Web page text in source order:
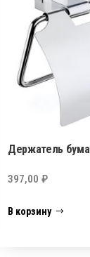
Держатель
397,00₽
В корзину